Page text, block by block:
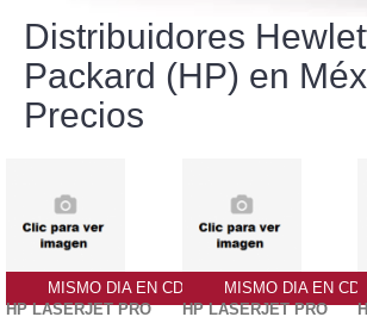
Distribuidores
Packard (HP) en
Precios
MISMO DIA EN CDMX
HP LASERJET PRO
MISMO DIA EN
HP LASERJET PRO